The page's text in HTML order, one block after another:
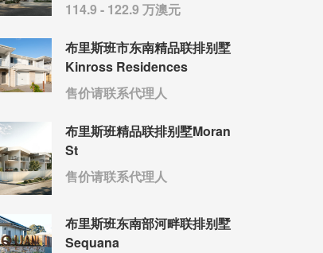
114.9 - 122.9 万澳元
布里斯班市东南精品联排别墅
Kinross Residences
售价请联系代理人
布里斯班精品联排别墅Moran
St
售价请联系代理人
布里斯班东南部河畔联排别墅
Sequana